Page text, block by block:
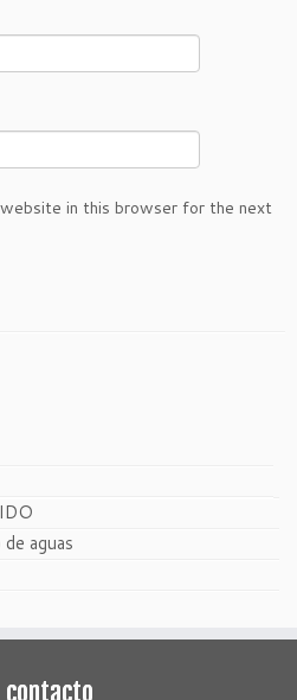
website in this browser for the next
aguas
contacto